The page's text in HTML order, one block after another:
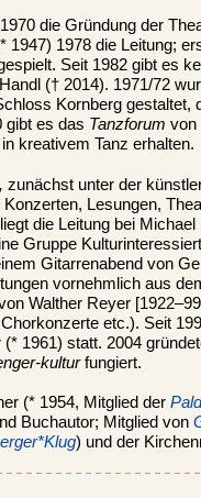
die Gründung der
1947) 1978 die Leitung;
Seit 1982 gibt es
(† 2014). 1971/72
Kornberg gestaltet,
gibt es das Tanzforum von
kreativem Tanz erhalten.
zunächst unter der
Lesungen,
die Leitung bei
Gruppe
Gitarrenabend von
vornehmlich aus
Walther Reyer
etc.). Seit
1961) statt. 2004
kulturfungiert.
(* 1954, Mitglied der
Buchautor; Mitglied von
) und der